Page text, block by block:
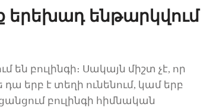
երեխադ ենթարկվում
բուլինգի։ Սակայն միշտ չէ, որ
դա երբ է տեղի ունենում, կամ երբ
բուլինգի հիմնական